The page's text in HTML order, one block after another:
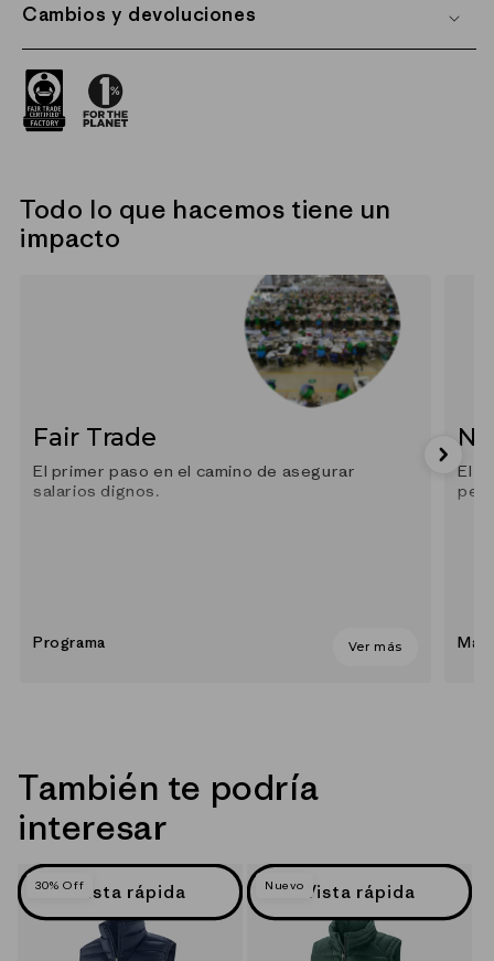
Cambios y devoluciones
Todo lo que hacemos tiene un
impacto
Fair Trade
El primer paso en el camino de asegurar
salarios dignos.
Programa Ver más
El
También te podría
interesar
30% OffVista rápida Nuevo Vista rápida